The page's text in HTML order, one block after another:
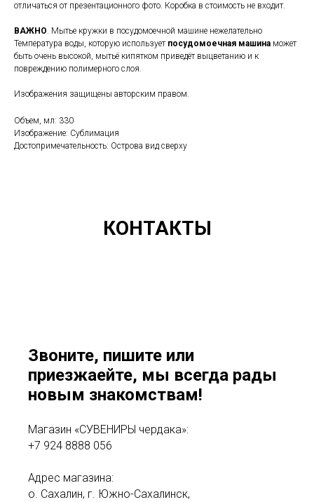
отличаться от презентационного фото. Коробка в стоимость не входит.
ВАЖНО. Мытье кружки в посудомоечной машине нежелательно
Температура воды, которую использует посудомоечная машина может
быть очень высокой, мытьё кипятком приведёт выцветанию и к
повреждению полимерного слоя.
Изображения защищены авторским правом.
Объем, мл: 330
Изображение: Сублимация
Достопримечательность: Острова вид сверху
КОНТАКТЫ
Звоните, пишите или
приезжаейте, мы всегда рады
новым знакомствам!
Магазин «СУВЕНИРЫ чердака»:
+7 924 8888 056
Адрес магазина:
о. Сахалин, г. Южно-Сахалинск,